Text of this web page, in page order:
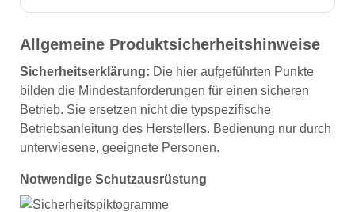
Allgemeine Produktsicherheitshinweise
Sicherheitserklärung: Die hier aufgeführten Punkte
bilden die Mindestanforderungen für einen sicheren
Betrieb. Sie ersetzen nicht die typspezifische
Betriebsanleitung des Herstellers. Bedienung nur durch
unterwiesene, geeignete Personen.
Notwendige Schutzausrüstung